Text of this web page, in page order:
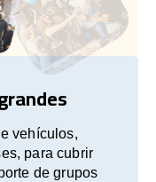
vehículos,
para cubrir
de grupos